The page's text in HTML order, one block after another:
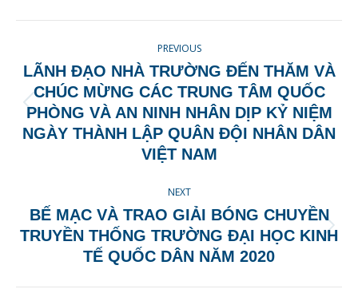
NAVIGATION
PREVIOUS
Previous
post:
LÃNH ĐẠO NHÀ TRƯỜNG ĐẾN THĂM VÀ
CHÚC MỪNG CÁC TRUNG TÂM QUỐC
PHÒNG VÀ AN NINH NHÂN DỊP KỶ NIỆM
NGÀY THÀNH LẬP QUÂN ĐỘI NHÂN DÂN
VIỆT NAM
NEXT
Next
post:
BẾ MẠC VÀ TRAO GIẢI BÓNG CHUYỀN
TRUYỀN THỐNG TRƯỜNG ĐẠI HỌC KINH
TẾ QUỐC DÂN NĂM 2020